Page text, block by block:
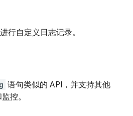
行自定义日志记录。
语句类似的 API，并支持其他
控。